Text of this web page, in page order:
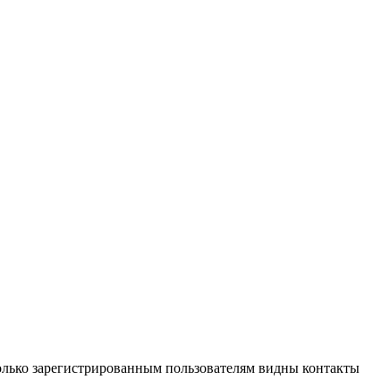
зарегистрированным пользователям видны контакты